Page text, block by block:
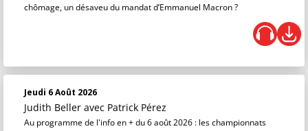
chômage, un désaveu du mandat d’Emmanuel Macron ?
Jeudi 6 Août 2026
Judith Beller avec Patrick Pérez
Au programme de l'info en + du 6 août 2026 : les championnats